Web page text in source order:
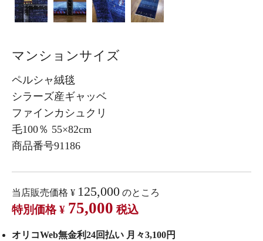
マンションサイズ
ペルシャ絨毯
シラーズ産ギャッベ
ファインカシュクリ
毛100％ 55×82cm
商品番号91186
当店販売価格 ¥ 125,000 のところ
特別価格 ¥ 75,000 税込
オリコWeb無金利24回払い 月々3,100円